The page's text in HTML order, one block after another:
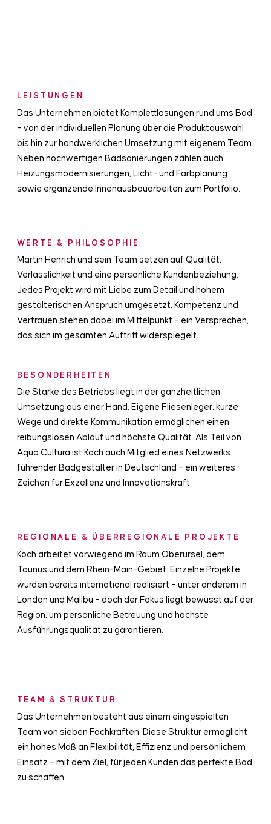
LEISTUNGEN
Das Unternehmen bietet Komplettlösungen rund ums Bad
– von der individuellen Planung über die Produktauswahl
bis hin zur handwerklichen Umsetzung mit eigenem Team.
Neben hochwertigen Badsanierungen zählen auch
Heizungsmodernisierungen, Licht- und Farbplanung
sowie ergänzende Innenausbauarbeiten zum Portfolio.
WERTE & PHILOSOPHIE
Martin Henrich und sein Team setzen auf Qualität,
Verlässlichkeit und eine persönliche Kundenbeziehung.
Jedes Projekt wird mit Liebe zum Detail und hohem
gestalterischen Anspruch umgesetzt. Kompetenz und
Vertrauen stehen dabei im Mittelpunkt – ein Versprechen,
das sich im gesamten Auftritt widerspiegelt.
BESONDERHEITEN
Die Stärke des Betriebs liegt in der ganzheitlichen
Umsetzung aus einer Hand. Eigene Fliesenleger, kurze
Wege und direkte Kommunikation ermöglichen einen
reibungslosen Ablauf und höchste Qualität. Als Teil von
Aqua Cultura ist Koch auch Mitglied eines Netzwerks
führender Badgestalter in Deutschland – ein weiteres
Zeichen für Exzellenz und Innovationskraft.
REGIONALE & ÜBERREGIONALE PROJEKTE
Koch arbeitet vorwiegend im Raum Oberursel, dem
Taunus und dem Rhein-Main-Gebiet. Einzelne Projekte
wurden bereits international realisiert – unter anderem in
London und Malibu – doch der Fokus liegt bewusst auf der
Region, um persönliche Betreuung und höchste
Ausführungsqualität zu garantieren.
TEAM & STRUKTUR
Das Unternehmen besteht aus einem eingespielten
Team von sieben Fachkräften. Diese Struktur ermöglicht
ein hohes Maß an Flexibilität, Effizienz und persönlichem
Einsatz – mit dem Ziel, für jeden Kunden das perfekte Bad
zu schaffen.